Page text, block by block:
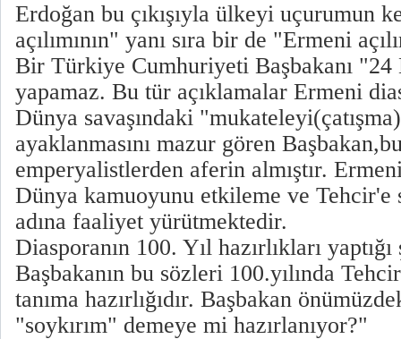
Erdoğan bu çıkışıyla ülkeyi uçurumun
açılımının" yanı sıra bir de "Ermeni
Bir Türkiye Cumhuriyeti Başbakanı "24
yapamaz. Bu tür açıklamalar Ermeni
Dünya savaşındaki
ayaklanmasını mazur gören
emperyalistlerden aferin almıştır.
Dünya kamuoyunu etkileme ve Tehcir'e
adına faaliyet yürütmektedir.
Diasporanın 100. Yıl hazırlıkları
Başbakanın bu sözleri 100.yılında
tanıma hazırlığıdır. Başbakan
"soykırım" demeye mi hazırlanıyor?"